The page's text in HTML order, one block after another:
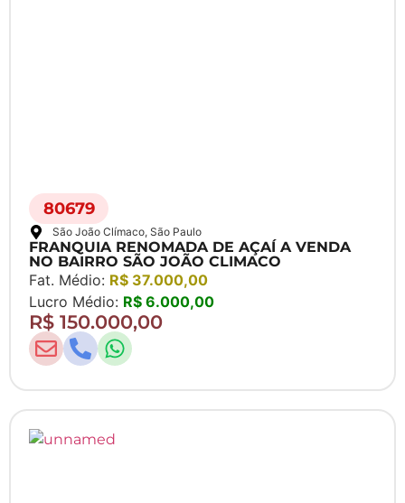
80679
São João Clímaco, São Paulo
FRANQUIA RENOMADA DE AÇAÍ A VENDA
NO BAIRRO SÃO JOÃO CLIMACO
Fat. Médio: R$ 37.000,00
Lucro Médio: R$ 6.000,00
R$ 150.000,00